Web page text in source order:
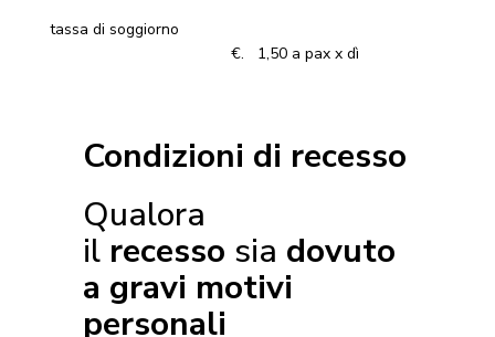
tassa di soggiorno
€. 1,50 a pax x dì
Condizioni di recesso
Qualora
il recesso sia dovuto
a gravi motivi
personali